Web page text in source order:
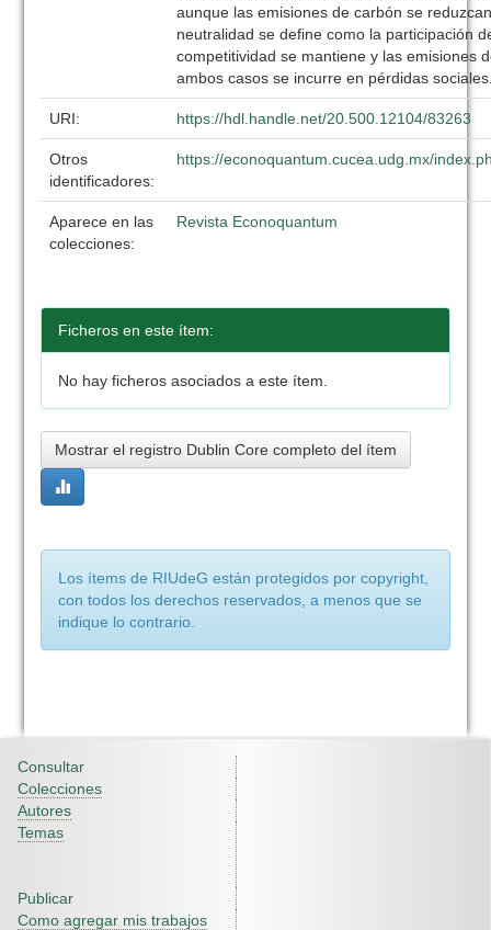
aunque las emisiones de carbón se
neutralidad se define como la participación
competitividad se mantiene y las emisiones
ambos casos se incurre en pérdidas
URI: https://hdl.handle.net/20.500.12104/83263
Otros
identificadores:
https://econoquantum.cucea.udg.mx/
Aparece en las
colecciones:
Revista Econoquantum
Ficheros en este ítem:
No hay ficheros asociados a este ítem.
Mostrar el registro Dublin Core completo del ítem
Los ítems de RIUdeG están protegidos por copyright,
con todos los derechos reservados, a menos que se
indique lo contrario.
Consultar
Colecciones
Autores
Temas
Publicar
Como agregar mis trabajos